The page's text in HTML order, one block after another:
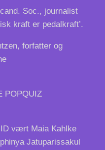
Soc., journalist
kraft er pedalkraft’.
forfatter og
POPQUIZ
vært Maia Kahlke
Jatuparissakul